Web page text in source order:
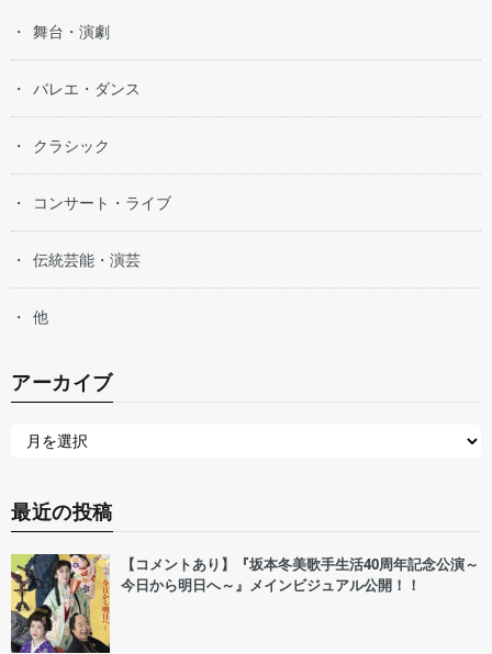
舞台・演劇
バレエ・ダンス
クラシック
コンサート・ライブ
伝統芸能・演芸
他
アーカイブ
最近の投稿
【コメントあり】『坂本冬美歌手生活40周年記念公演～
今日から明日へ～』メインビジュアル公開！！